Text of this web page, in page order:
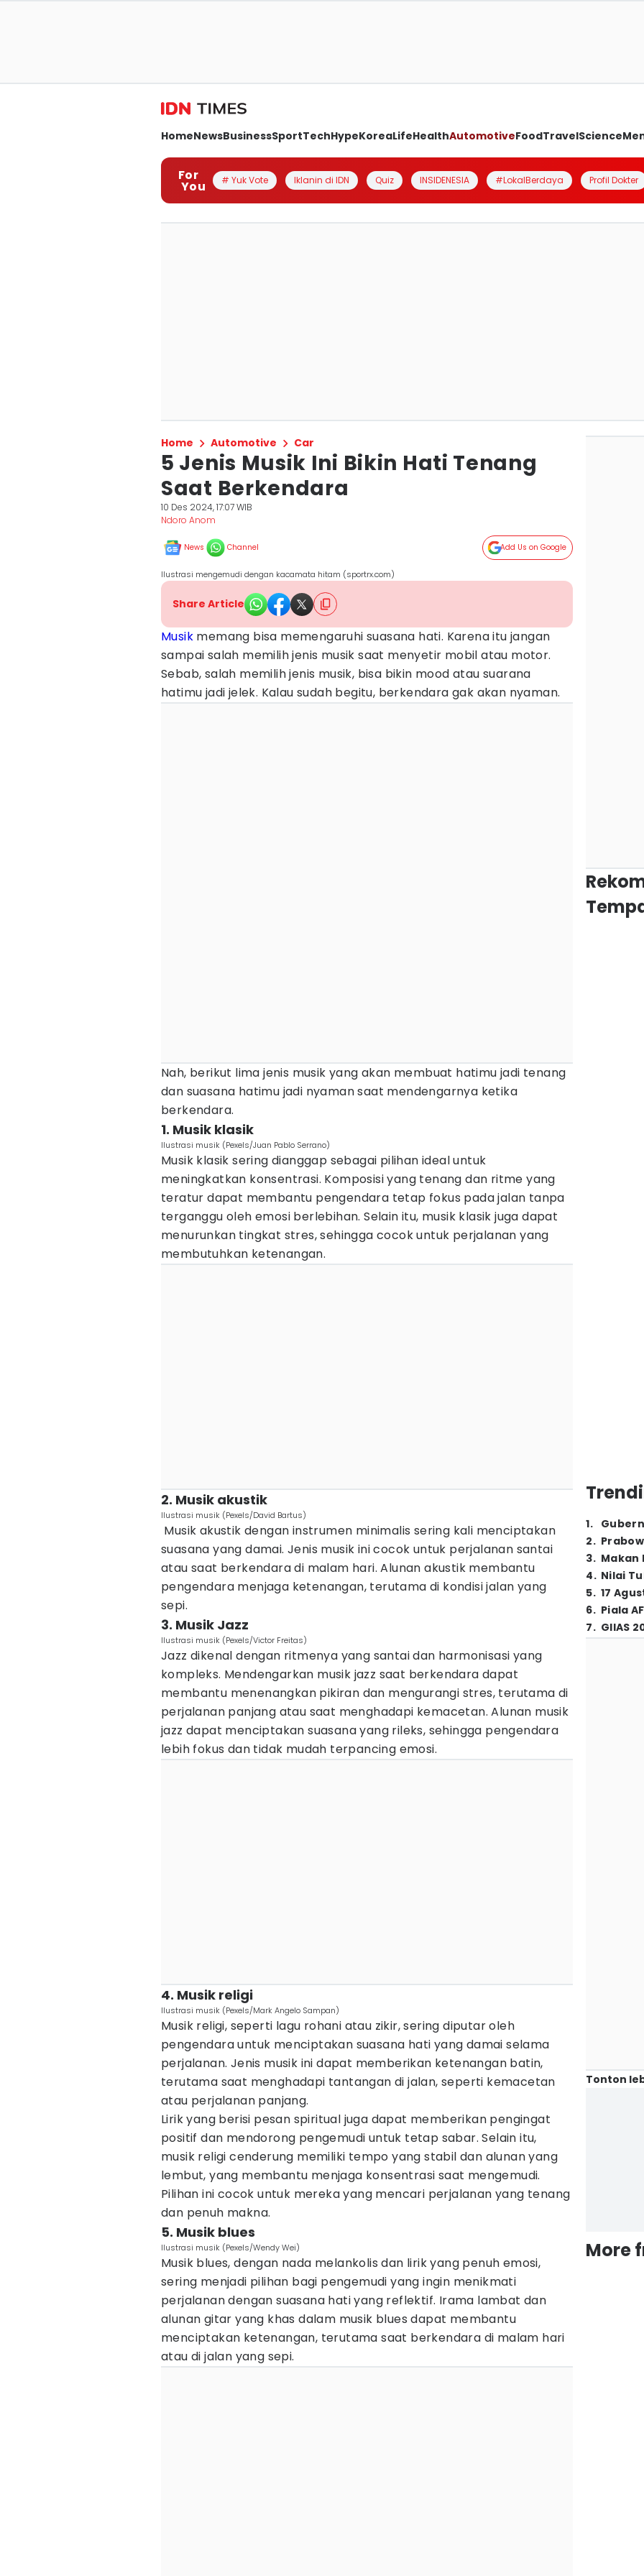
HomeNewsBusinessSportTechHypeKoreaLifeHealthAutomotiveFoodTravelScience
For
You # Yuk Vote Iklanin di IDN Quiz INSIDENESIA #LokalBerdaya Profil Dokter
Home Automotive Car
5 Jenis Musik Ini Bikin Hati Tenang
Saat Berkendara
10 Des 2024, 17:07 WIB
Ndoro Anom
News Channel Add Us on Google
Ilustrasi mengemudi dengan kacamata hitam (sportrx.com)
Share Article
Musik memang bisa memengaruhi suasana hati. Karena itu jangan
sampai salah memilih jenis musik saat menyetir mobil atau motor.
Sebab, salah memilih jenis musik, bisa bikin mood atau suarana
hatimu jadi jelek. Kalau sudah begitu, berkendara gak akan nyaman.
Nah, berikut lima jenis musik yang akan membuat hatimu jadi tenang
dan suasana hatimu jadi nyaman saat mendengarnya ketika
berkendara.
1. Musik klasik
Ilustrasi musik (Pexels/Juan Pablo Serrano)
Musik klasik sering dianggap sebagai pilihan ideal untuk
meningkatkan konsentrasi. Komposisi yang tenang dan ritme yang
teratur dapat membantu pengendara tetap fokus pada jalan tanpa
terganggu oleh emosi berlebihan. Selain itu, musik klasik juga dapat
menurunkan tingkat stres, sehingga cocok untuk perjalanan yang
membutuhkan ketenangan.
2. Musik akustik
Ilustrasi musik (Pexels/David Bartus)
Musik akustik dengan instrumen minimalis sering kali menciptakan
suasana yang damai. Jenis musik ini cocok untuk perjalanan santai
atau saat berkendara di malam hari. Alunan akustik membantu
pengendara menjaga ketenangan, terutama di kondisi jalan yang
sepi.
3. Musik Jazz
Ilustrasi musik (Pexels/Victor Freitas)
Jazz dikenal dengan ritmenya yang santai dan harmonisasi yang
kompleks. Mendengarkan musik jazz saat berkendara dapat
membantu menenangkan pikiran dan mengurangi stres, terutama di
perjalanan panjang atau saat menghadapi kemacetan. Alunan musik
jazz dapat menciptakan suasana yang rileks, sehingga pengendara
lebih fokus dan tidak mudah terpancing emosi.
4. Musik religi
Ilustrasi musik (Pexels/Mark Angelo Sampan)
Musik religi, seperti lagu rohani atau zikir, sering diputar oleh
pengendara untuk menciptakan suasana hati yang damai selama
perjalanan. Jenis musik ini dapat memberikan ketenangan batin,
terutama saat menghadapi tantangan di jalan, seperti kemacetan
atau perjalanan panjang.
Lirik yang berisi pesan spiritual juga dapat memberikan pengingat
positif dan mendorong pengemudi untuk tetap sabar. Selain itu,
musik religi cenderung memiliki tempo yang stabil dan alunan yang
lembut, yang membantu menjaga konsentrasi saat mengemudi.
Pilihan ini cocok untuk mereka yang mencari perjalanan yang tenang
dan penuh makna.
5. Musik blues
Ilustrasi musik (Pexels/Wendy Wei)
Musik blues, dengan nada melankolis dan lirik yang penuh emosi,
sering menjadi pilihan bagi pengemudi yang ingin menikmati
perjalanan dengan suasana hati yang reflektif. Irama lambat dan
alunan gitar yang khas dalam musik blues dapat membantu
menciptakan ketenangan, terutama saat berkendara di malam hari
atau di jalan yang sepi.
1.
2.
3. Makan
4. Nilai
5. 17
6. Piala
7. GIIAS
Tonton
More